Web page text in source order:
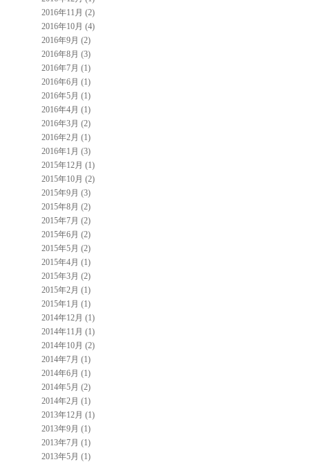
2016年11月 (2)
2016年10月 (4)
2016年9月 (2)
2016年8月 (3)
2016年7月 (1)
2016年6月 (1)
2016年5月 (1)
2016年4月 (1)
2016年3月 (2)
2016年2月 (1)
2016年1月 (3)
2015年12月 (1)
2015年10月 (2)
2015年9月 (3)
2015年8月 (2)
2015年7月 (2)
2015年6月 (2)
2015年5月 (2)
2015年4月 (1)
2015年3月 (2)
2015年2月 (1)
2015年1月 (1)
2014年12月 (1)
2014年11月 (1)
2014年10月 (2)
2014年7月 (1)
2014年6月 (1)
2014年5月 (2)
2014年2月 (1)
2013年12月 (1)
2013年9月 (1)
2013年7月 (1)
2013年5月 (1)